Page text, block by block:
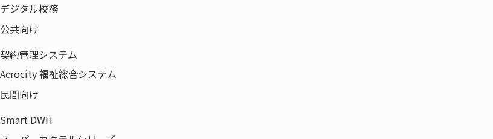
デジタル校務
公共向け
契約管理システム
Acrocity 福祉総合システム
民間向け
Smart DWH
取得認証一覧
拠点一覧
事業領域
電子公告
当社の取り組み
サステナビリティビジョン
健康経営への取り組み